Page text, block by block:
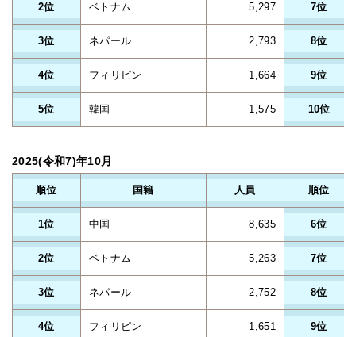
2位 ベトナム 5,297 7位
3位 ネパール 2,793 8位
4位 フィリピン 1,664 9位
5位 韓国 1,575 10位
2025(令和7)年10月
順位 国籍 人員 順位
1位 中国 8,635 6位
2位 ベトナム 5,263 7位
3位 ネパール 2,752 8位
4位 フィリピン 1,651 9位